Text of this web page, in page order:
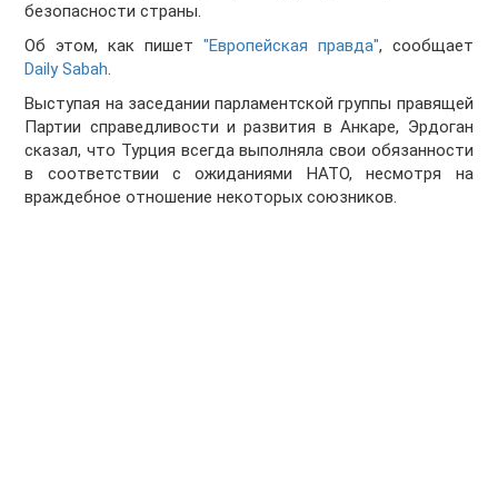
безопасности страны.
Об этом, как пишет "Европейская правда", сообщает
Daily Sabah.
Выступая на заседании парламентской группы правящей
Партии справедливости и развития в Анкаре, Эрдоган
сказал, что Турция всегда выполняла свои обязанности
в соответствии с ожиданиями НАТО, несмотря на
враждебное отношение некоторых союзников.